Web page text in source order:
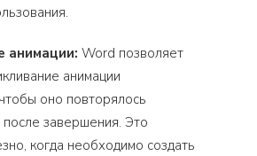
анимации: Word позволяет
анимации
оно повторялось
после завершения. Это
когда необходимо создать